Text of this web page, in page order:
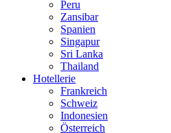
Peru
Zansibar
Spanien
Singapur
Sri Lanka
Thailand
Hotellerie
Frankreich
Schweiz
Indonesien
Österreich